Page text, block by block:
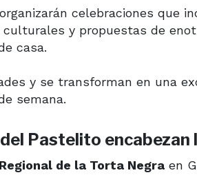
celebraciones que
y propuestas de
casa.
y se transforman en una
semana.
Pastelito encabezan
de la Torta Negra en